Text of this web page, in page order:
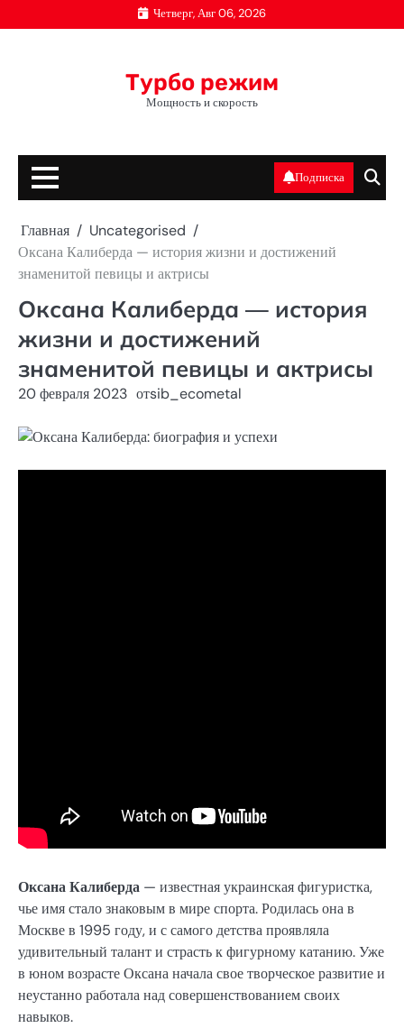
к
Четверг, Авг 06, 2026
Турбо режим
Мощность и скорость
Подписка
Главная
Uncategorised
Оксана Калиберда — история жизни и достижений
знаменитой певицы и актрисы
Оксана Калиберда — история
жизни и достижений
знаменитой певицы и актрисы
20 февраля 2023 отsib_ecometal
Оксана Калиберда — известная украинская фигуристка,
чье имя стало знаковым в мире спорта. Родилась она в
Москве в 1995 году, и с самого детства проявляла
удивительный талант и страсть к фигурному катанию. Уже
в юном возрасте Оксана начала свое творческое развитие и
неустанно работала над совершенствованием своих
навыков.